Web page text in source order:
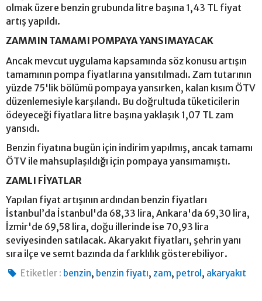
olmak üzere benzin grubunda litre başına 1,43 TL fiyat
artış yapıldı.
ZAMMIN TAMAMI POMPAYA YANSIMAYACAK
Ancak mevcut uygulama kapsamında söz konusu artışın
tamamının pompa fiyatlarına yansıtılmadı. Zam tutarının
yüzde 75'lik bölümü pompaya yansırken, kalan kısım ÖTV
düzenlemesiyle karşılandı. Bu doğrultuda tüketicilerin
ödeyeceği fiyatlara litre başına yaklaşık 1,07 TL zam
yansıdı.
Benzin fiyatına bugün için indirim yapılmış, ancak tamamı
ÖTV ile mahsuplaşıldığı için pompaya yansımamıştı.
ZAMLI FİYATLAR
Yapılan fiyat artışının ardından benzin fiyatları
İstanbul’da İstanbul'da 68,33 lira, Ankara'da 69,30 lira,
İzmir'de 69,58 lira, doğu illerinde ise 70,93 lira
seviyesinden satılacak. Akaryakıt fiyatları, şehrin yanı
sıra ilçe ve semt bazında da farklılık gösterebiliyor.
Etiketler : benzin, benzin fiyatı, zam, petrol , akaryakıt